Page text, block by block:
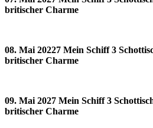
britischer Charme
08. Mai 20227 Mein Schiff 3
britischer Charme
09. Mai 2027 Mein Schiff 3
britischer Charme